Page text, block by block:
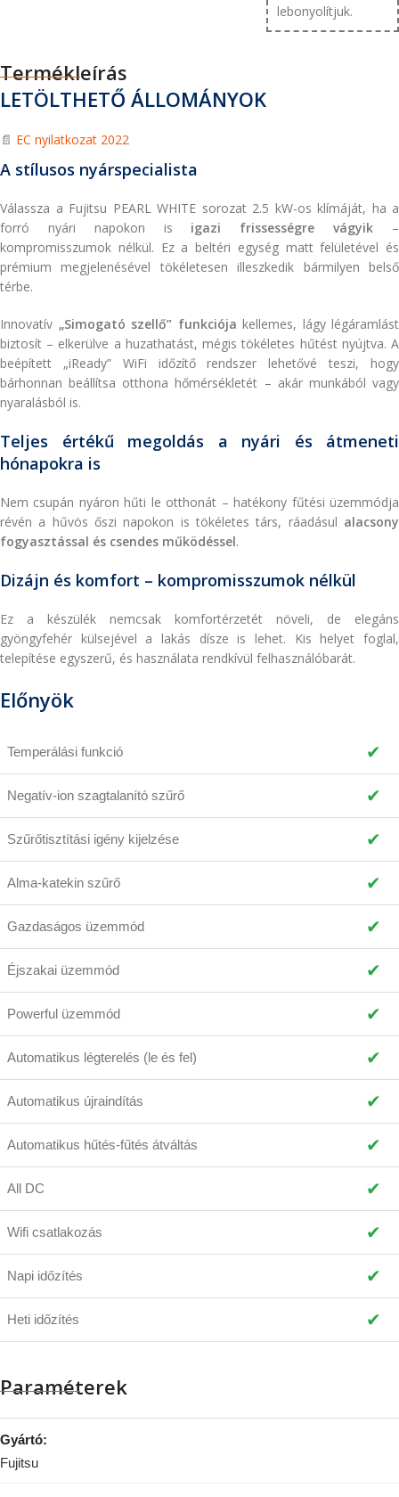
lebonyolítjuk.
Termékleírás
LETÖLTHETŐ ÁLLOMÁNYOK
📄 EC nyilatkozat 2022
A stílusos nyárspecialista
Válassza a Fujitsu PEARL WHITE sorozat 2.5 kW-os klímáját, ha a
forró nyári napokon is igazi frissességre vágyik –
kompromisszumok nélkül. Ez a beltéri egység matt felületével és
prémium megjelenésével tökéletesen illeszkedik bármilyen belső
térbe.
Innovatív „Simogató szellő” funkciója kellemes, lágy légáramlást
biztosít – elkerülve a huzathatást, mégis tökéletes hűtést nyújtva. A
beépített „iReady” WiFi időzítő rendszer lehetővé teszi, hogy
bárhonnan beállítsa otthona hőmérsékletét – akár munkából vagy
nyaralásból is.
Teljes értékű megoldás a nyári és átmeneti
hónapokra is
Nem csupán nyáron hűti le otthonát – hatékony fűtési üzemmódja
révén a hűvös őszi napokon is tökéletes társ, ráadásul alacsony
fogyasztással és csendes működéssel.
Dizájn és komfort – kompromisszumok nélkül
Ez a készülék nemcsak komfortérzetét növeli, de elegáns
gyöngyfehér külsejével a lakás dísze is lehet. Kis helyet foglal,
telepítése egyszerű, és használata rendkívül felhasználóbarát.
Előnyök
Temperálási funkció ✔
Negatív-ion szagtalanító szűrő ✔
Szűrőtisztítási igény kijelzése ✔
Alma-katekin szűrő ✔
Gazdaságos üzemmód ✔
Éjszakai üzemmód ✔
Powerful üzemmód ✔
Automatikus légterelés (le és fel) ✔
Automatikus újraindítás ✔
Automatikus hűtés-fűtés átváltás ✔
All DC ✔
Wifi csatlakozás ✔
Napi időzítés ✔
Heti időzítés ✔
Paraméterek
Gyártó:
Fujitsu